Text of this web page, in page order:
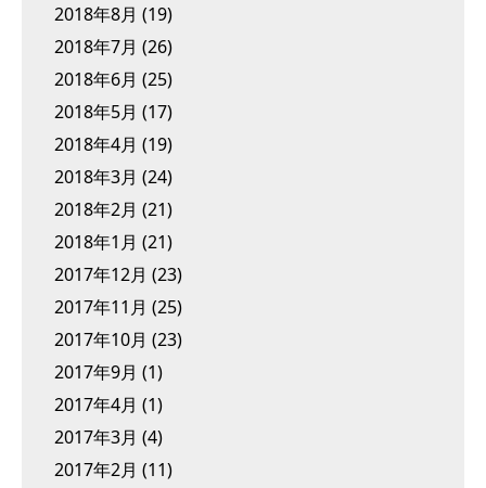
2018年8月 (19)
2018年7月 (26)
2018年6月 (25)
2018年5月 (17)
2018年4月 (19)
2018年3月 (24)
2018年2月 (21)
2018年1月 (21)
2017年12月 (23)
2017年11月 (25)
2017年10月 (23)
2017年9月 (1)
2017年4月 (1)
2017年3月 (4)
2017年2月 (11)